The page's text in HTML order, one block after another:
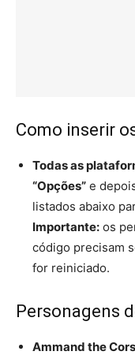
Como inserir
Todas as
“Opções” e
listados abaixo
Importante: os
código precisam
for reiniciado.
Personagens
Ammand the